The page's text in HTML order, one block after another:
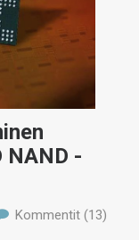
-
Kommentit (13)